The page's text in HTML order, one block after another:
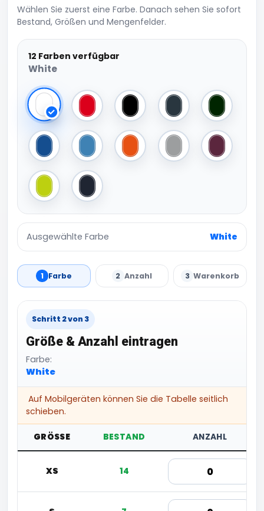
Wählen Sie zuerst eine Farbe. Danach sehen Sie sofort
Bestand, Größen und Mengenfelder.
12 Farben verfügbar
White
White Red Black Dark Grey (Solid)
Forest
Royal Blue Lake Blue Orange Sport Grey (Heather)
Burgundy
Acid Lime Navy
Ausgewählte Farbe White
1 Farbe 2 Anzahl 3 Warenkorb
Schritt 2 von 3
Größe & Anzahl eintragen
Farbe:
White
Auf Mobilgeräten können Sie die Tabelle seitlich
schieben.
GRÖSSE BESTAND ANZAHL
XS 14